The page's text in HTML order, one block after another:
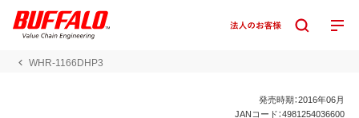
WHR-1166DHP3
発売時期：2016年06月
JANコード：4981254036600